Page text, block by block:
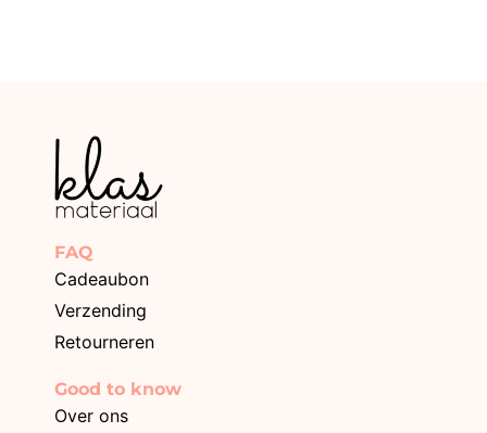
FAQ
Cadeaubon
Verzending
Retourneren
Good to know
Over ons